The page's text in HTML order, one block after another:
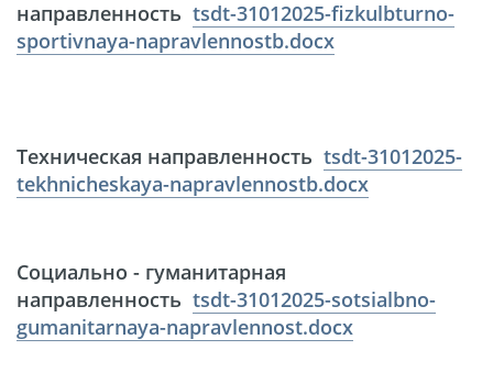
направленность tsdt-31012025-fizkulbturno-
sportivnaya-napravlennostb.docx
Техническая направленность tsdt-31012025-
tekhnicheskaya-napravlennostb.docx
Социально - гуманитарная
направленность tsdt-31012025-sotsialbno-
gumanitarnaya-napravlennost.docx